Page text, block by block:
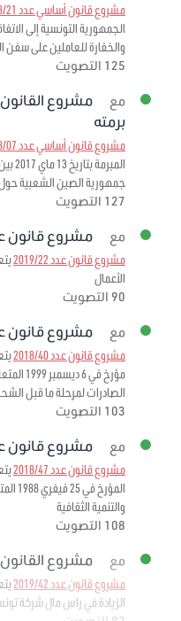
مشروع قانون أساسي عدد 2018/21
الجمهورية التونسية إلى
والخفارة للعاملين على سفن
125 التصويت
مع
برمته
مشروع قانون أساسي عدد 2018/07
جمهورية الصين الشعبية
127 التصويت
مع مشروع قانون عدد 2019/22
مشروع قانون عدد 2019/22
الأعمال
90 التصويت
مع مشروع قانون عدد 2018/40
مشروع قانون عدد 2018/40
مؤرخ
الصادرات لمرحلة ما قبل
103 التصويت
مع مشروع قانون عدد 2018/47
مشروع قانون عدد 2018/47
والتنمية الثقافية
108 التصويت
مع مشروع القانون
مشروع قانون عدد 2019/42
الزيادة في راس مال شركة